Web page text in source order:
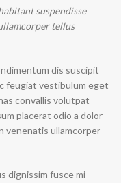
suspendisse
tellus
dis suscipit
feugiat vestibulum eget
convallis volutpat
placerat odio a dolor
venenatis ullamcorper
dignissim fusce mi